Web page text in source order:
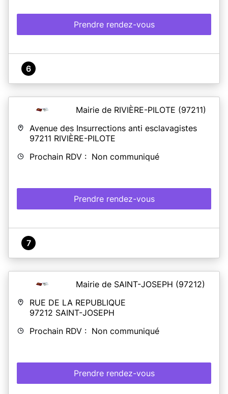
Prendre rendez-vous
6
Mairie de RIVIÈRE-PILOTE (97211)
Avenue des Insurrections anti esclavagistes
97211 RIVIÈRE-PILOTE
Prochain RDV : Non communiqué
Prendre rendez-vous
7
Mairie de SAINT-JOSEPH (97212)
RUE DE LA REPUBLIQUE
97212 SAINT-JOSEPH
Prochain RDV : Non communiqué
Prendre rendez-vous